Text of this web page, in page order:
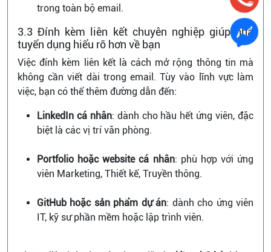
trong toàn bộ email.
3.3 Đính kèm liên kết chuyên nghiệp giúp nhà
tuyển dụng hiểu rõ hơn về bạn
Việc đính kèm liên kết là cách mở rộng thông tin mà
không cần viết dài trong email. Tùy vào lĩnh vực làm
việc, bạn có thể thêm đường dẫn đến:
LinkedIn cá nhân: dành cho hầu hết ứng viên, đặc
biệt là các vị trí văn phòng.
Portfolio hoặc website cá nhân: phù hợp với ứng
viên Marketing, Thiết kế, Truyền thông.
GitHub hoặc sản phẩm dự án: dành cho ứng viên
IT, kỹ sư phần mềm hoặc lập trình viên.